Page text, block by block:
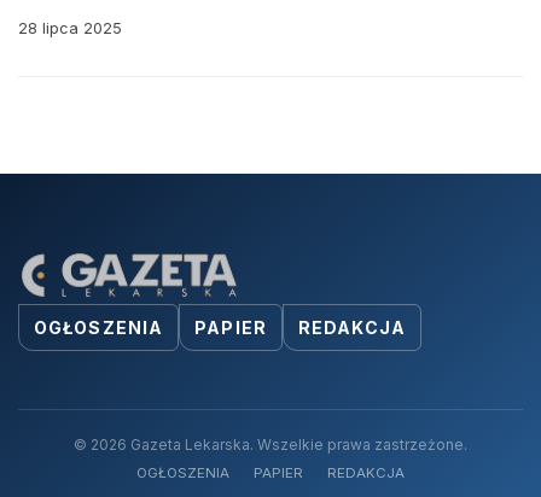
28 lipca 2025
OGŁOSZENIA PAPIER REDAKCJA
© 2026 Gazeta Lekarska. Wszelkie prawa zastrzeżone.
OGŁOSZENIA PAPIER REDAKCJA